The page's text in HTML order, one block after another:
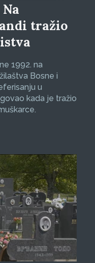
tražio
1992. na
Bosne i
u
kada je tražio